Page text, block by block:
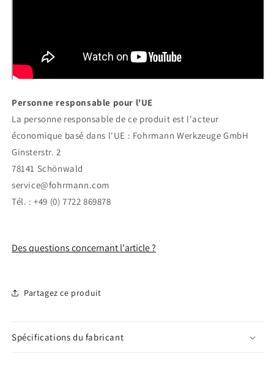
Personne responsable pour l'UE
La personne responsable de ce produit est l'acteur
économique basé dans l'UE : Fohrmann Werkzeuge GmbH
Ginsterstr. 2
78141 Schönwald
service@fohrmann.com
Tél. : +49 (0) 7722 869878
Des questions concernant l'article ?
Partagez ce produit
Spécifications du fabricant